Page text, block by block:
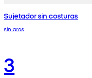
Sujetador sin costuras
sin aros
3